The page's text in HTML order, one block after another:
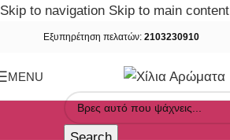
Skip to navigation Skip to main content
Εξυπηρέτηση πελατών: 2103230910
MENU
Search